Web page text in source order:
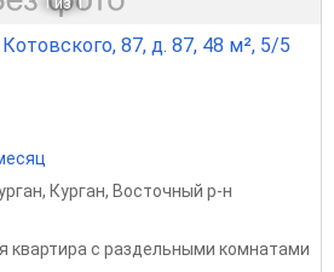
87, д. 87, 48 м², 5/5
, Курган, Восточный р-н
квартира с раздельными комнатами